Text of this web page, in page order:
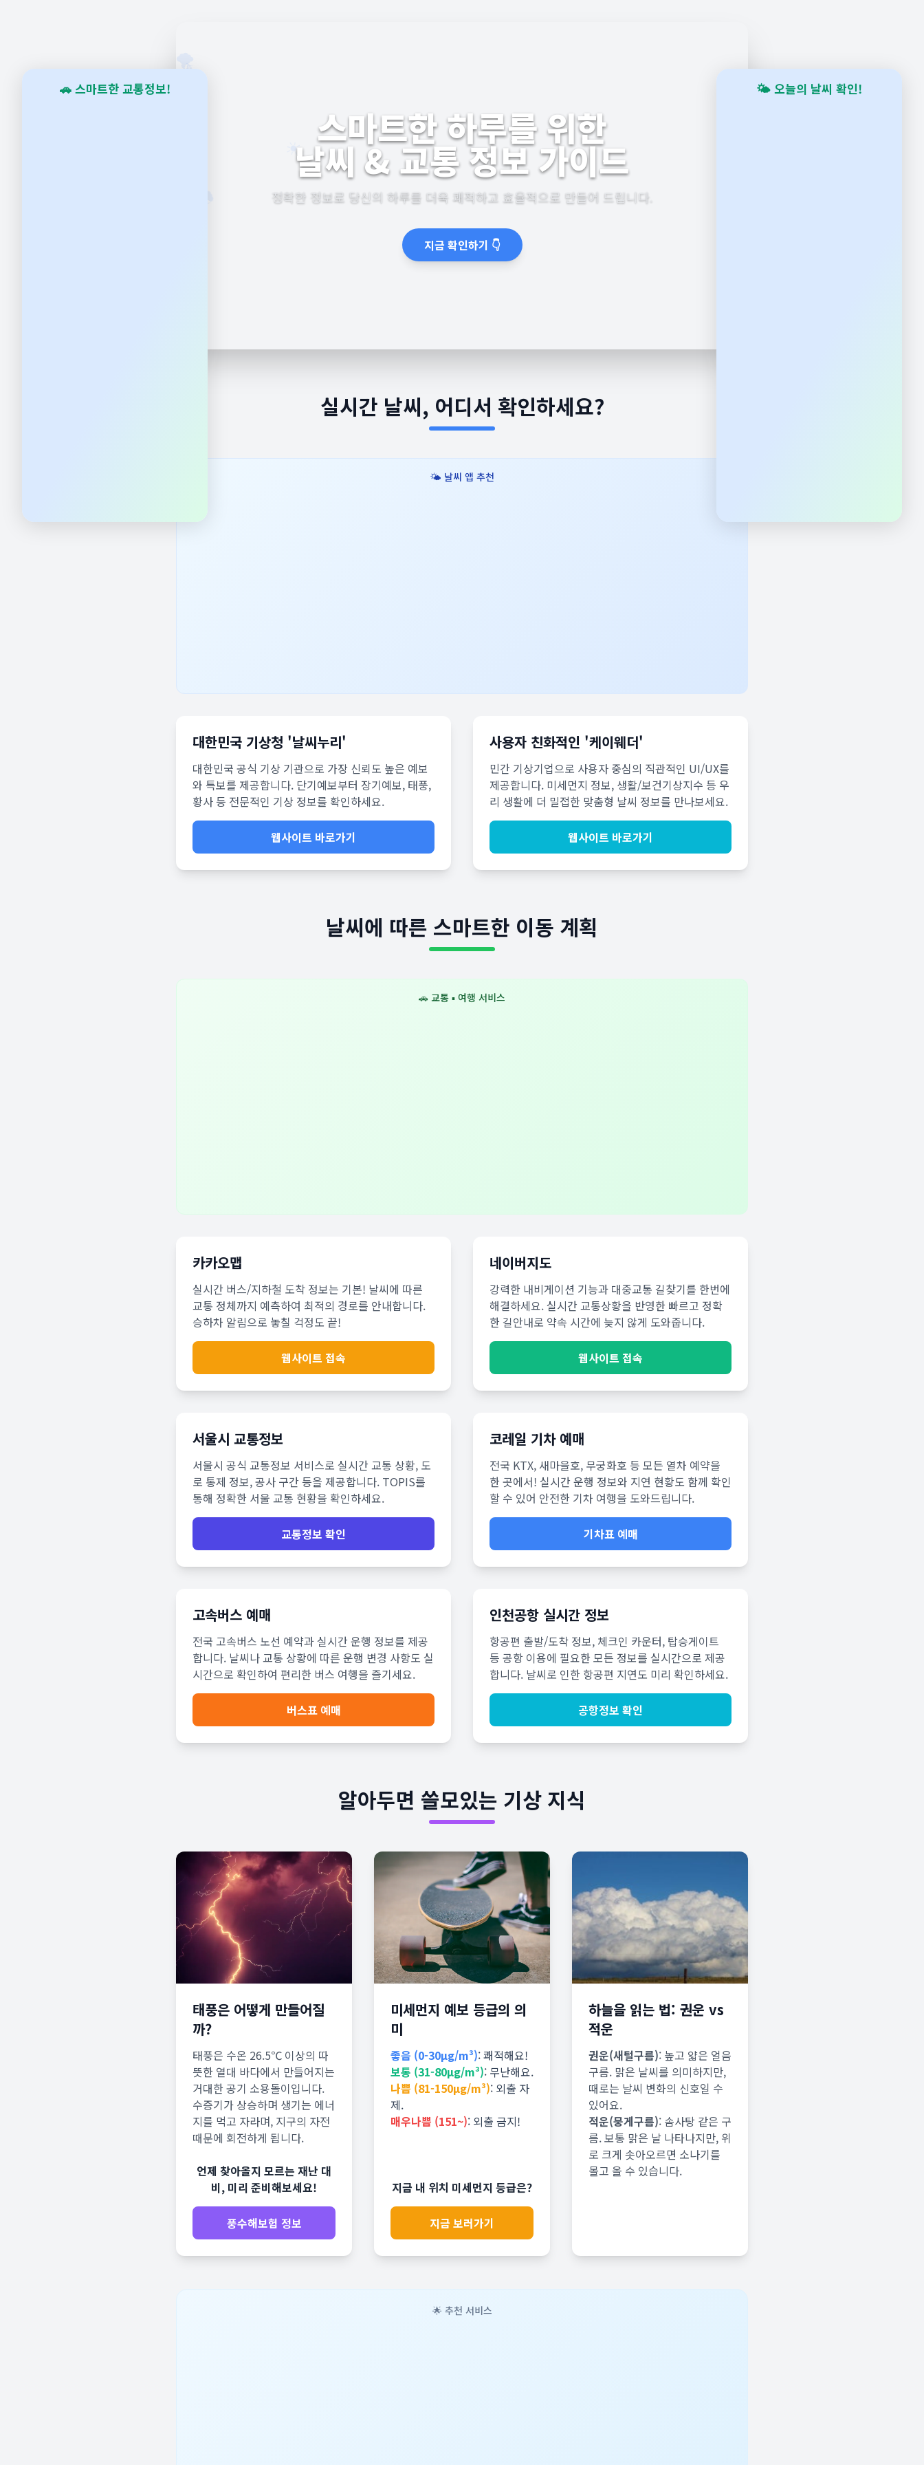
🌤️ 오늘의 날씨 확인!
🚗 스마트한 교통정보!
☀️
❄️
🌪️🌙
스마트한 하루를 위한
날씨 & 교통 정보 가이드
정확한 정보로 당신의 하루를 더욱 쾌적하고 효율적으로 만들어 드립니다.
지금 확인하기 👇
실시간 날씨, 어디서 확인하세요?
🌤️ 날씨 앱 추천
대한민국 기상청 '날씨누리'
대한민국 공식 기상 기관으로 가장 신뢰도 높은 예보
와 특보를 제공합니다. 단기예보부터 장기예보, 태풍,
황사 등 전문적인 기상 정보를 확인하세요.
웹사이트 바로가기
사용자 친화적인 '케이웨더'
민간 기상기업으로 사용자 중심의 직관적인 UI/UX를
제공합니다. 미세먼지 정보, 생활/보건기상지수 등 우
리 생활에 더 밀접한 맞춤형 날씨 정보를 만나보세요.
웹사이트 바로가기
날씨에 따른 스마트한 이동 계획
🚗 교통 ▪ 여행 서비스
카카오맵
실시간 버스/지하철 도착 정보는 기본! 날씨에 따른
교통 정체까지 예측하여 최적의 경로를 안내합니다.
승하차 알림으로 놓칠 걱정도 끝!
웹사이트 접속
네이버지도
강력한 내비게이션 기능과 대중교통 길찾기를 한번에
해결하세요. 실시간 교통상황을 반영한 빠르고 정확
한 길안내로 약속 시간에 늦지 않게 도와줍니다.
웹사이트 접속
서울시 교통정보
서울시 공식 교통정보 서비스로 실시간 교통 상황, 도
로 통제 정보, 공사 구간 등을 제공합니다. TOPIS를
통해 정확한 서울 교통 현황을 확인하세요.
교통정보 확인
코레일 기차 예매
전국 KTX, 새마을호, 무궁화호 등 모든 열차 예약을
한 곳에서! 실시간 운행 정보와 지연 현황도 함께 확인
할 수 있어 안전한 기차 여행을 도와드립니다.
기차표 예매
고속버스 예매
전국 고속버스 노선 예약과 실시간 운행 정보를 제공
합니다. 날씨나 교통 상황에 따른 운행 변경 사항도 실
시간으로 확인하여 편리한 버스 여행을 즐기세요.
버스표 예매
인천공항 실시간 정보
항공편 출발/도착 정보, 체크인 카운터, 탑승게이트
등 공항 이용에 필요한 모든 정보를 실시간으로 제공
합니다. 날씨로 인한 항공편 지연도 미리 확인하세요.
공항정보 확인
알아두면 쓸모있는 기상 지식
태풍은 어떻게 만들어질
까?
태풍은 수온 26.5℃ 이상의 따
뜻한 열대 바다에서 만들어지는
거대한 공기 소용돌이입니다.
수증기가 상승하며 생기는 에너
지를 먹고 자라며, 지구의 자전
때문에 회전하게 됩니다.
언제 찾아올지 모르는 재난 대
비, 미리 준비해보세요!
풍수해보험 정보
미세먼지 예보 등급의 의
미
좋음 (0-30µg/m³): 쾌적해요!
보통 (31-80µg/m³): 무난해요.
나쁨 (81-150µg/m³): 외출 자
제.
매우나쁨 (151~): 외출 금지!
지금 내 위치 미세먼지 등급은?
지금 보러가기
하늘을 읽는 법: 권운 vs
적운
권운(새털구름): 높고 얇은 얼음
구름. 맑은 날씨를 의미하지만,
때로는 날씨 변화의 신호일 수
있어요.
적운(뭉게구름): 솜사탕 같은 구
름. 보통 맑은 날 나타나지만, 위
로 크게 솟아오르면 소나기를
몰고 올 수 있습니다.
🌟 추천 서비스